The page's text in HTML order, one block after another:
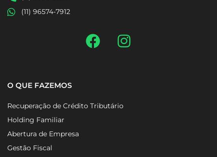
(11) 96574-7912
O QUE FAZEMOS
Recuperação de Crédito Tributário
Holding Familiar
Abertura de Empresa
Gestão Fiscal